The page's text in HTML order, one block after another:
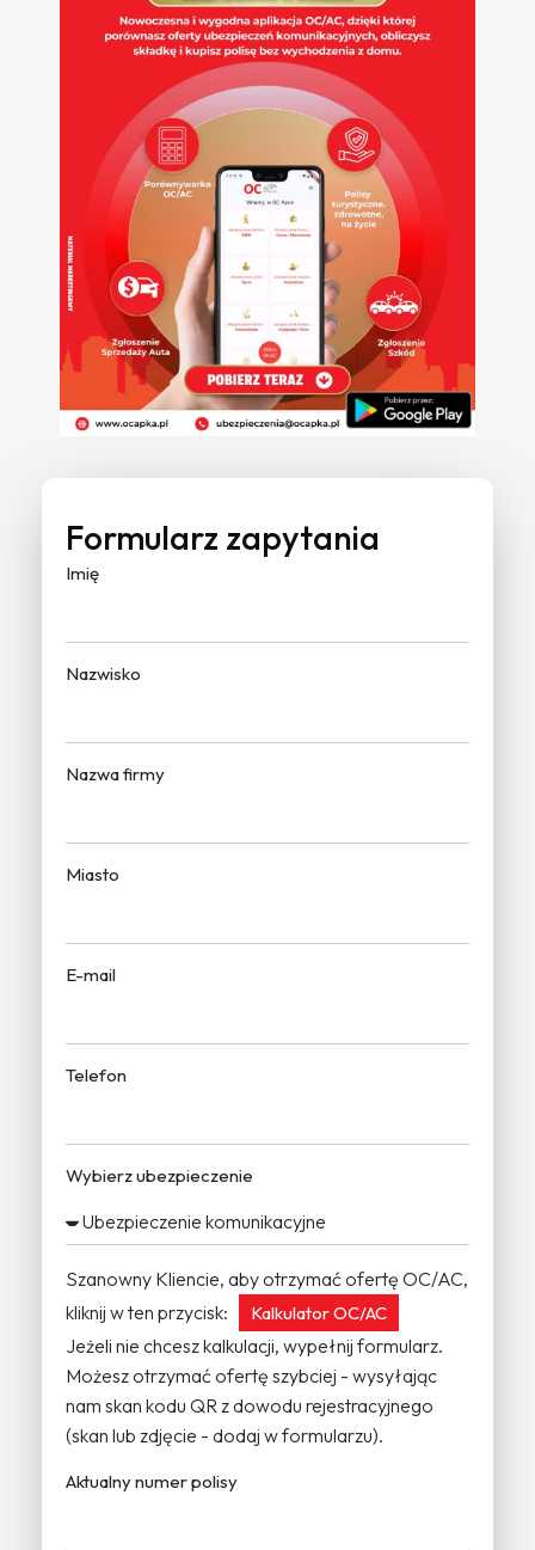
Formularz zapytania
Imię
Nazwisko
Nazwa firmy
Miasto
E-mail
Telefon
Wybierz ubezpieczenie
Szanowny Kliencie, aby otrzymać ofertę OC/AC,
kliknij w ten przycisk:
Kalkulator OC/AC
Jeżeli nie chcesz kalkulacji, wypełnij formularz.
Możesz otrzymać ofertę szybciej - wysyłając
nam skan kodu QR z dowodu rejestracyjnego
(skan lub zdjęcie - dodaj w formularzu).
Aktualny numer polisy